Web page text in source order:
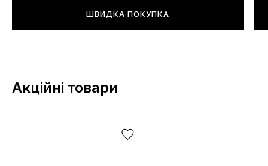
Кросівки легкі?
ШВИДКА ПОКУПКА
Акційні товари